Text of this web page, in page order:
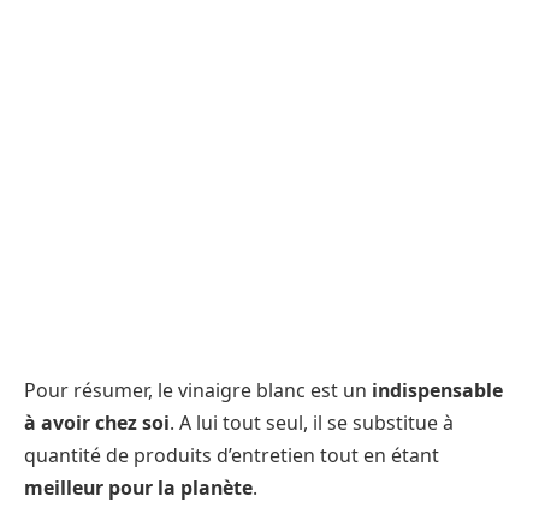
Pour résumer, le vinaigre blanc est un indispensable
à avoir chez soi. A lui tout seul, il se substitue à
quantité de produits d’entretien tout en étant
meilleur pour la planète.